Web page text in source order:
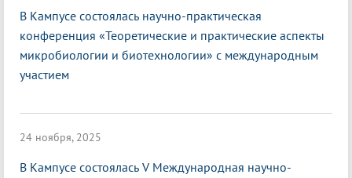
В Кампусе состоялась научно-практическая
конференция «Теоретические и практические аспекты
микробиологии и биотехнологии» с международным
участием
24 ноября, 2025
В Кампусе состоялась V Международная научно-